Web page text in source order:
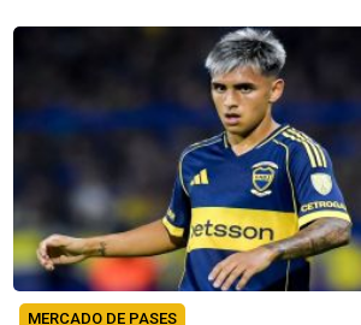
MERCADO DE PASES